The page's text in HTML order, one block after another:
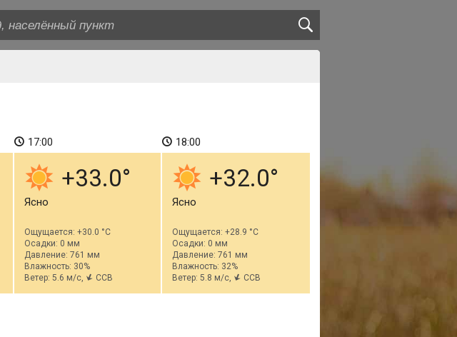
17:00
+33.0
Ясно
Ощущается: +30.0 °C
Осадки: 0 мм
Давление: 761 мм
Влажность: 30%
Ветер: 5.6 м/с,
ССВ
18:00
+32.0
Ясно
Ощущается: +28.9 °C
Осадки: 0 мм
Давление: 761 мм
Влажность: 32%
Ветер: 5.8 м/с,
ССВ